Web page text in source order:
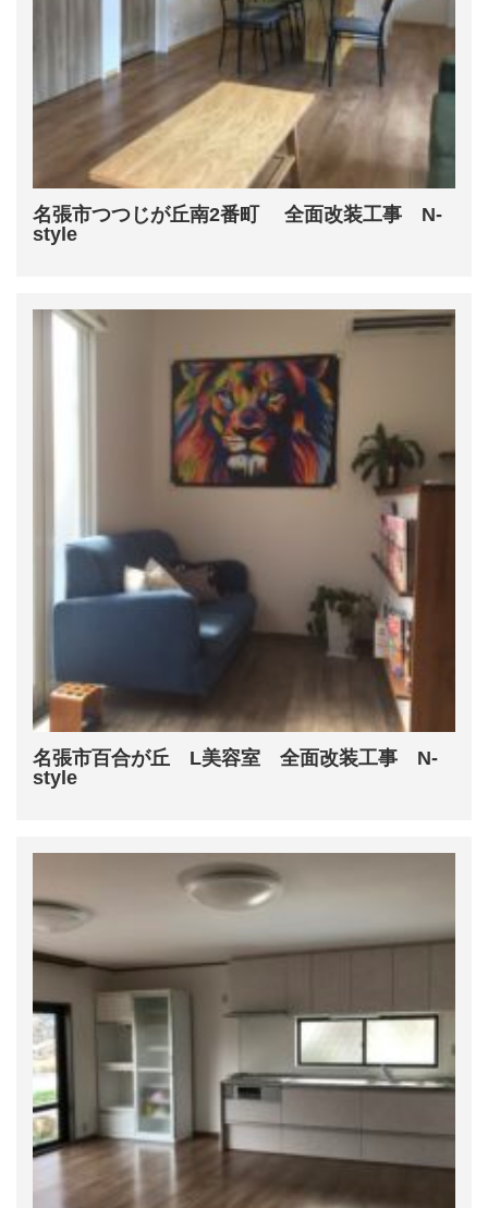
名張市つつじが丘南2番町 全面改装工事 N-
style
名張市百合が丘 L美容室 全面改装工事 N-
style